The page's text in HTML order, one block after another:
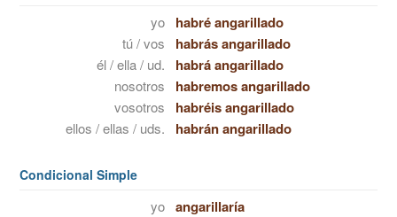
yo habré angarillado
tú / vos habrás angarillado
él / ella / ud. habrá angarillado
nosotros habremos angarillado
vosotros habréis angarillado
ellos / ellas / uds. habrán angarillado
Condicional Simple
yo angarillaría